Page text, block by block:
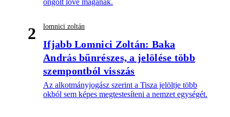
öngólt lőve magának.
2 lomnici zoltán
Ifjabb Lomnici Zoltán: Baka
András bűnrészes, a jelölése több
szempontból visszás
Az alkotmányjogász szerint a Tisza jelöltje több
okból sem képes megtestesíteni a nemzet egységét.